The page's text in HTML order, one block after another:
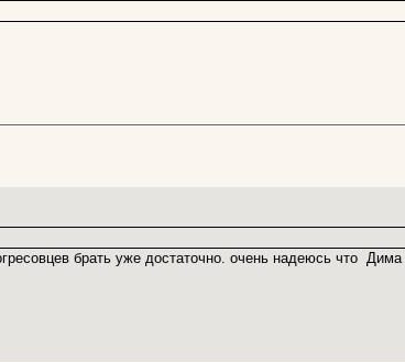
брать уже достаточно. очень надеюсь что